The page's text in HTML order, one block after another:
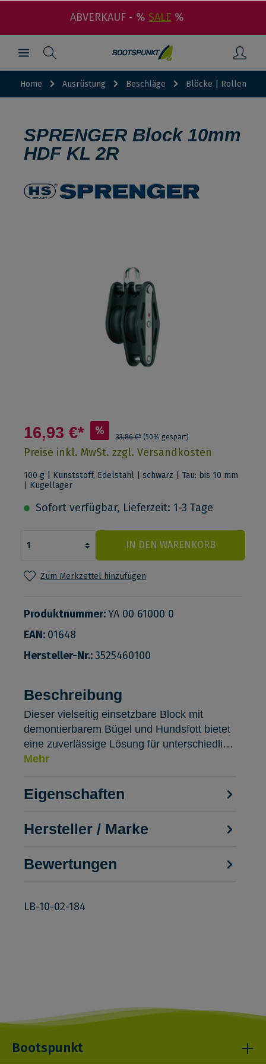
ABVERKAUF - % SALE %
Home Ausrüstung Beschläge Blöcke | Rollen
SPRENGER Block 10mm
HDF KL 2R
16,93 €* % 33,86 €* (50% gespart)
Preise inkl. MwSt. zzgl. Versandkosten
100 g | Kunststoff, Edelstahl | schwarz | Tau: bis 10 mm
| Kugellager
Sofort verfügbar, Lieferzeit: 1-3 Tage
IN DEN WARENKORB
Zum Merkzettel hinzufügen
Produktnummer:YA 00 61000 0
EAN: 01648
Hersteller-Nr.:3525460100
Beschreibung
Dieser vielseitig einsetzbare Block mit
demontierbarem Bügel und Hundsfott bietet
eine zuverlässige Lösung für unterschiedli…
Mehr
Eigenschaften
Hersteller / Marke
Bewertungen
LB-10-02-184
Bootspunkt